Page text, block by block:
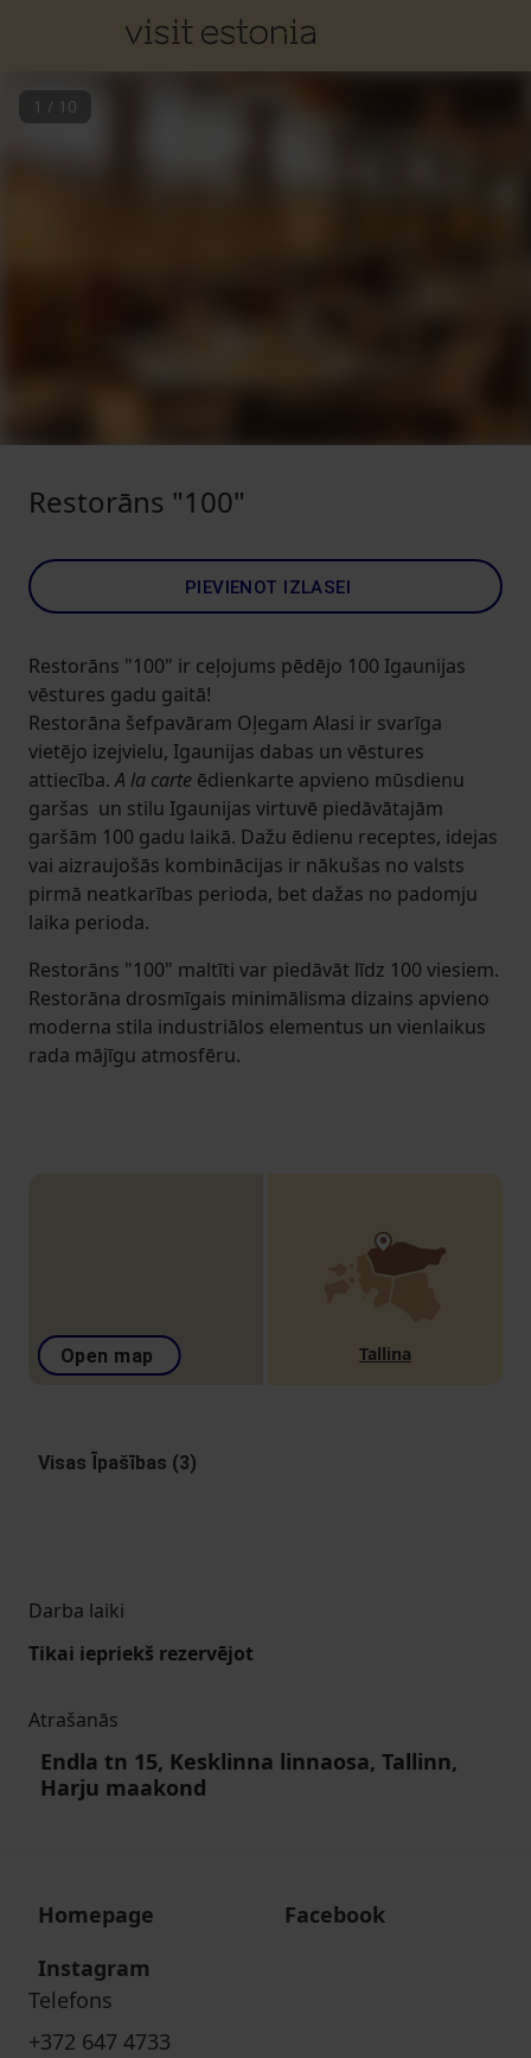
1 / 10
Restorāns "100"
PIEVIENOT IZLASEI
Restorāns "100" ir ceļojums pēdējo 100 Igaunijas
vēstures gadu gaitā!
Restorāna šefpavāram Oļegam Alasi ir svarīga
vietējo izejvielu, Igaunijas dabas un vēstures
attiecība.A la carte ēdienkarte apvieno mūsdienu
garšas un stilu Igaunijas virtuvē piedāvātajām
garšām 100 gadu laikā. Dažu ēdienu receptes, idejas
vai aizraujošās kombinācijas ir nākušas no valsts
pirmā neatkarības perioda, bet dažas no padomju
laika perioda.
Restorāns "100" maltīti var piedāvāt līdz 100 viesiem.
Restorāna drosmīgais minimālisma dizains apvieno
moderna stila industriālos elementus un vienlaikus
rada mājīgu atmosfēru.
Open map Tallina
Visas Īpašības (3)
Darba laiki
Tikai iepriekš rezervējot
Atrašanās
Endla tn 15, Kesklinna linnaosa, Tallinn,
Harju maakond
Homepage
Facebook
Instagram
Telefons
+372 647 4733